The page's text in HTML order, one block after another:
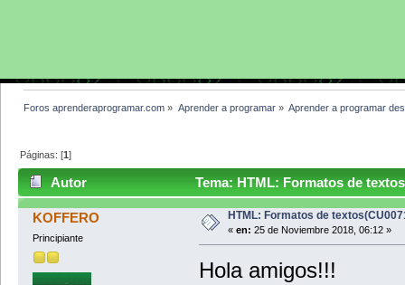
Foros aprenderaprogramar.com » Aprender a programar» Aprender a programar
Páginas: [1]
Autor Tema: HTML: Formatos de
KOFFERO
Principiante
HTML: Formatos de
« en: 25 de Noviembre 2018, 06:12 »
Hola amigos!!!